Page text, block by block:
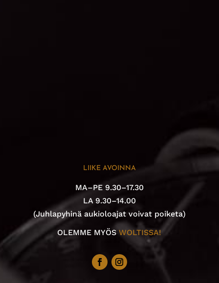
LIIKE AVOINNA
MA–PE 9.30–17.30
LA 9.30–14.00
(Juhlapyhinä aukioloajat voivat poiketa)
OLEMME MYÖSWOLTISSA!